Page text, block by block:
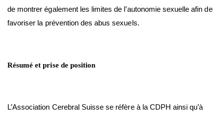
de montrer également les limites de l’autonomie sexuelle afin de
favoriser la prévention des abus sexuels.
Résumé et prise de position
L’Association Cerebral Suisse se réfère à la CDPH ainsi qu’à